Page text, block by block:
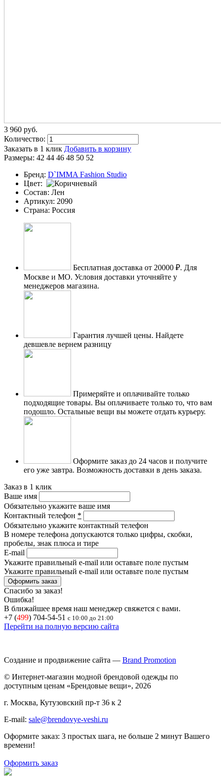
3 960 pуб.
Количество:
Заказать в 1 клик Добавить в корзину
Размеры: 42 44 46 48 50 52
Бренд: D`IMMA Fashion Studio
Цвет:
Состав: Лен
Артикул: 2090
Страна: Россия
Бесплатная доставка от 20000 ₽. Для
Москве и МО. Условия доставки уточняйте у
менеджеров магазина.
Гарантия лучшей цены. Найдете
девшевле вернем разницу
Примеряйте и оплачивайте только
подходящие товары. Вы оплачиваете только то, что вам
подошло. Остальные вещи вы можете отдать курьеру.
Оформите заказ до 24 часов и получите
его уже завтра. Возможность доставки в день заказа.
Заказ в 1 клик
Ваше имя
Обязательно укажите ваше имя
Контактный телефон *
Обязательно укажите контактный телефон
В номере телефона допускаются только цифры, скобки,
пробелы, знак плюса и тире
E-mail
Укажите правильный e-mail или оставьте поле пустым
Укажите правильный e-mail или оставьте поле пустым
Спасибо за заказ!
Ошибка!
В ближайшее время наш менеджер свяжется с вами.
+7 (499) 704-54-51 с 10:00 до 21:00
Перейти на полную версию сайта
Создание и продвижение сайта — Brand Promotion
© Интернет-магазин модной брендовой одежды по
доступным ценам «Брендовые вещи», 2026
г. Москва, Кутузовский пр-т 36 к 2
E-mail: sale@brendovye-veshi.ru
Оформите заказ: 3 простых шага, не больше 2 минут Вашего
времени!
Оформить заказ